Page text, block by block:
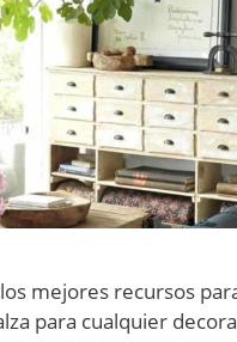
mejores recursos
para cualquier